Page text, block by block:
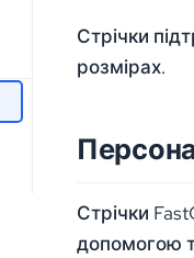
Стрічки
розмірах.
Стрічки
допомогою